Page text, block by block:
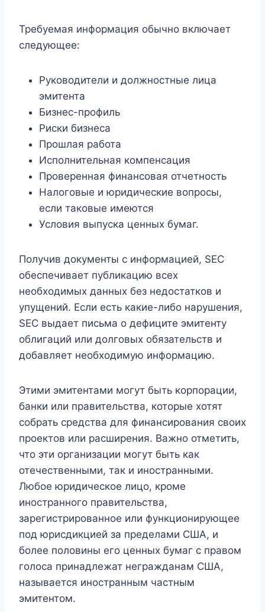
Требуемая информация обычно включает
следующее:
Руководители и должностные лица
эмитента
Бизнес-профиль
Риски бизнеса
Прошлая работа
Исполнительная компенсация
Проверенная финансовая отчетность
Налоговые и юридические вопросы,
если таковые имеются
Условия выпуска ценных бумаг.
Получив документы с информацией, SEC
обеспечивает публикацию всех
необходимых данных без недостатков и
упущений. Если есть какие-либо нарушения,
SEC выдает письма о дефиците эмитенту
облигаций или долговых обязательств и
добавляет необходимую информацию.
Этими эмитентами могут быть корпорации,
банки или правительства, которые хотят
собрать средства для финансирования своих
проектов или расширения. Важно отметить,
что эти организации могут быть как
отечественными, так и иностранными.
Любое юридическое лицо, кроме
иностранного правительства,
зарегистрированное или функционирующее
под юрисдикцией за пределами США, и
более половины его ценных бумаг с правом
голоса принадлежат негражданам США,
называется иностранным частным
эмитентом.